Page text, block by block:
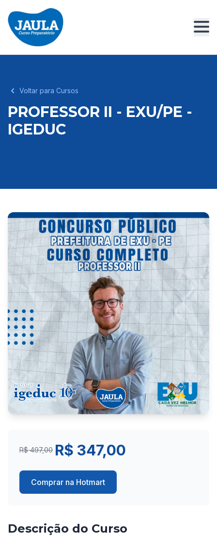
Voltar para Cursos
PROFESSOR II - EXU/PE -
IGEDUC
R$ 497,00 R$ 347,00
Comprar na Hotmart
Descrição do Curso